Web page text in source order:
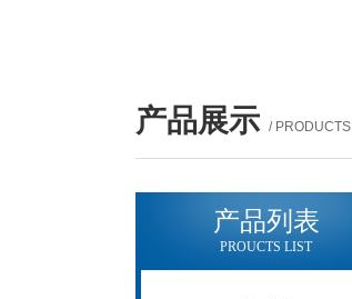
产品展示 / PRODUCTS
产品列表
PROUCTS LIST